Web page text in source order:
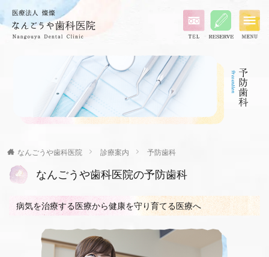
なんごうや歯科医院 診療案内 予防歯科
なんごうや歯科医院の予防歯科
病気を治療する医療から健康を守り育てる医療へ